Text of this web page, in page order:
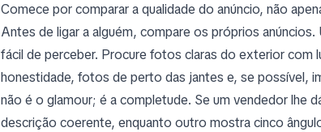
Comece por comparar a qualidade do anúncio, não
Antes de ligar a alguém, compare os próprios anúncios.
fácil de perceber. Procure fotos claras do exterior com
honestidade, fotos de perto das jantes e, se possível,
não é o glamour; é a completude. Se um vendedor lhe
descrição coerente, enquanto outro mostra cinco